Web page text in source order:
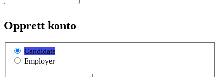
Opprett konto
Candidate
Employer